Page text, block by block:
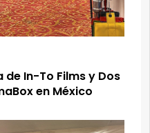
In-To Films y Dos
en México